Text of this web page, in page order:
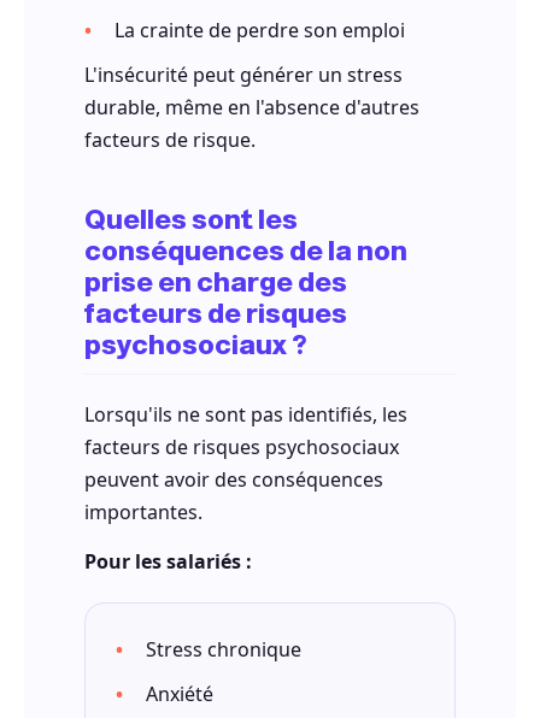
La crainte de perdre son emploi
L'insécurité peut générer un stress
durable, même en l'absence d'autres
facteurs de risque.
Quelles sont les
conséquences de la non
prise en charge des
facteurs de risques
psychosociaux ?
Lorsqu'ils ne sont pas identifiés, les
facteurs de risques psychosociaux
peuvent avoir des conséquences
importantes.
Pour les salariés :
Stress chronique
Anxiété